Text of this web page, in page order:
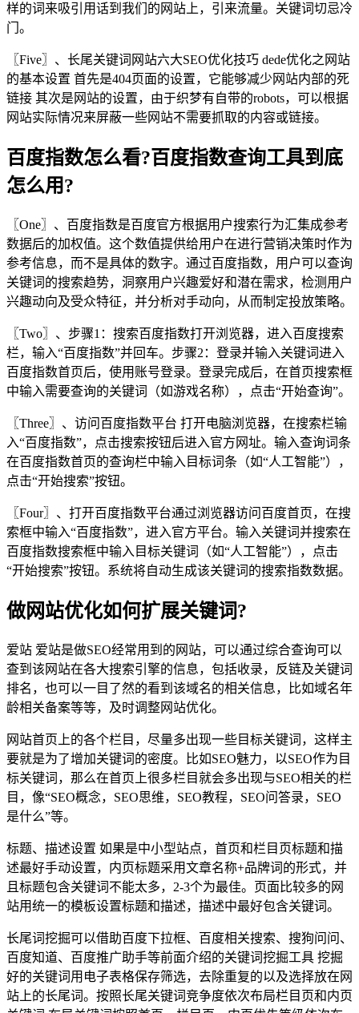
样的词来吸引用话到我们的网站上，引来流量。关键词切忌冷
门。
〖Five〗、长尾关键词网站六大SEO优化技巧 dede优化之网站
的基本设置 首先是404页面的设置，它能够减少网站内部的死
链接 其次是网站的设置，由于织梦有自带的robots，可以根据
网站实际情况来屏蔽一些网站不需要抓取的内容或链接。
百度指数怎么看?百度指数查询工具到底
怎么用?
〖One〗、百度指数是百度官方根据用户搜索行为汇集成参考
数据后的加权值。这个数值提供给用户在进行营销决策时作为
参考信息，而不是具体的数字。通过百度指数，用户可以查询
关键词的搜索趋势，洞察用户兴趣爱好和潜在需求，检测用户
兴趣动向及受众特征，并分析对手动向，从而制定投放策略。
〖Two〗、步骤1：搜索百度指数打开浏览器，进入百度搜索
栏，输入“百度指数”并回车。步骤2：登录并输入关键词进入
百度指数首页后，使用账号登录。登录完成后，在首页搜索框
中输入需要查询的关键词（如游戏名称），点击“开始查询”。
〖Three〗、访问百度指数平台 打开电脑浏览器，在搜索栏输
入“百度指数”，点击搜索按钮后进入官方网址。输入查询词条
在百度指数首页的查询栏中输入目标词条（如“人工智能”），
点击“开始搜索”按钮。
〖Four〗、打开百度指数平台通过浏览器访问百度首页，在搜
索框中输入“百度指数”，进入官方平台。输入关键词并搜索在
百度指数搜索框中输入目标关键词（如“人工智能”），点击
“开始搜索”按钮。系统将自动生成该关键词的搜索指数数据。
做网站优化如何扩展关键词?
爱站 爱站是做SEO经常用到的网站，可以通过综合查询可以
查到该网站在各大搜索引擎的信息，包括收录，反链及关键词
排名，也可以一目了然的看到该域名的相关信息，比如域名年
龄相关备案等等，及时调整网站优化。
网站首页上的各个栏目，尽量多出现一些目标关键词，这样主
要就是为了增加关键词的密度。比如SEO魅力，以SEO作为目
标关键词，那么在首页上很多栏目就会多出现与SEO相关的栏
目，像“SEO概念，SEO思维，SEO教程，SEO问答录，SEO
是什么”等。
标题、描述设置 如果是中小型站点，首页和栏目页标题和描
述最好手动设置，内页标题采用文章名称+品牌词的形式，并
且标题包含关键词不能太多，2-3个为最佳。页面比较多的网
站用统一的模板设置标题和描述，描述中最好包含关键词。
长尾词挖掘可以借助百度下拉框、百度相关搜索、搜狗问问、
百度知道、百度推广助手等前面介绍的关键词挖掘工具 挖掘
好的关键词用电子表格保存筛选，去除重复的以及选择放在网
站上的长尾词。按照长尾关键词竞争度依次布局栏目页和内页